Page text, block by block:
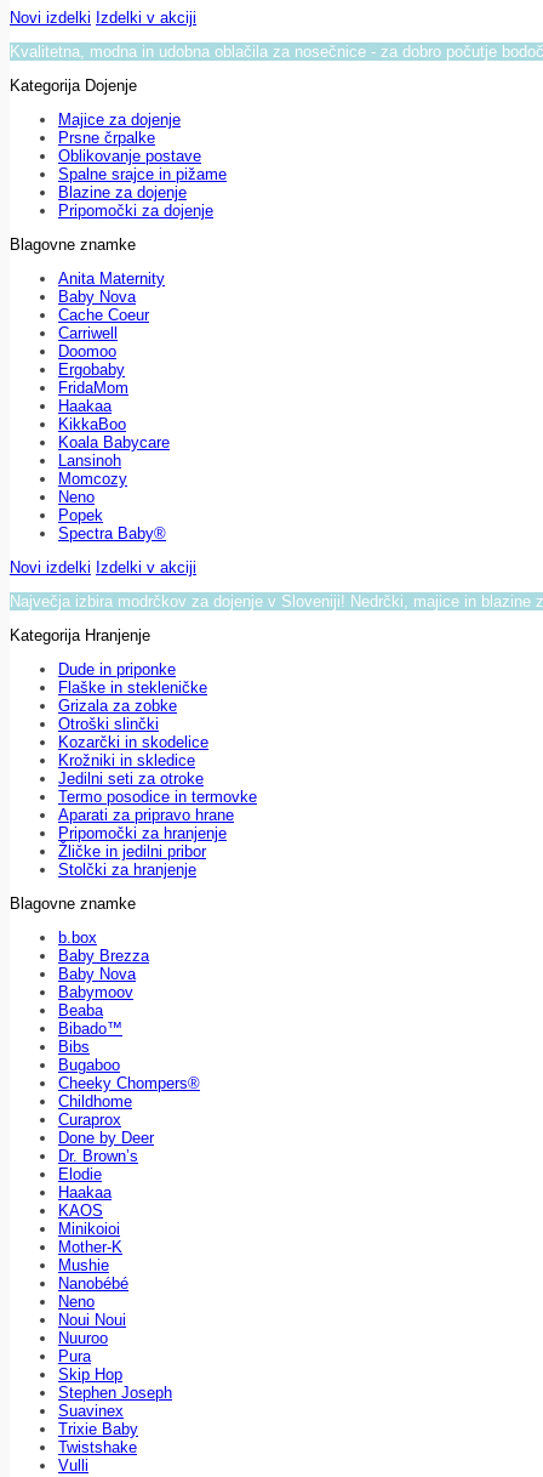
Novi izdelki Izdelki v akciji
Kvalitetna, modna in udobna oblačila za nosečnice - za dobro počutje
Kategorija Dojenje
Majice za dojenje
Prsne črpalke
Oblikovanje postave
Spalne srajce in pižame
Blazine za dojenje
Pripomočki za dojenje
Blagovne znamke
Anita Maternity
Baby Nova
Cache Coeur
Carriwell
Doomoo
Ergobaby
FridaMom
Haakaa
KikkaBoo
Koala Babycare
Lansinoh
Momcozy
Neno
Popek
Spectra Baby®
Novi izdelki Izdelki v akciji
Največja izbira modrčkov za dojenje v Sloveniji! Nedrčki, majice in blazine
Kategorija Hranjenje
Dude in priponke
Flaške in stekleničke
Grizala za zobke
Otroški slinčki
Kozarčki in skodelice
Krožniki in skledice
Jedilni seti za otroke
Termo posodice in termovke
Aparati za pripravo hrane
Pripomočki za hranjenje
Žličke in jedilni pribor
Stolčki za hranjenje
Blagovne znamke
b.box
Baby Brezza
Baby Nova
Babymoov
Beaba
Bibado™
Bibs
Bugaboo
Cheeky Chompers®
Childhome
Curaprox
Done by Deer
Dr. Brown’s
Elodie
Haakaa
KAOS
Minikoioi
Mother-K
Mushie
Nanobébé
Neno
Noui Noui
Nuuroo
Pura
Skip Hop
Stephen Joseph
Suavinex
Trixie Baby
Twistshake
Vulli